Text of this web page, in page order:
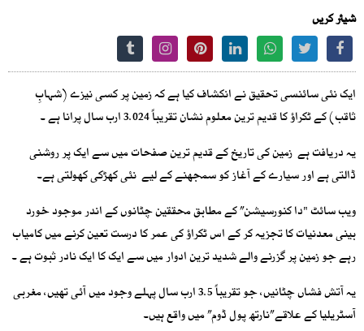
شیئر کریں
ایک نئی سائنسی تحقیق نے انکشاف کیا ہے کہ زمین پر کسی نیزے (شہابِ
ثاقب) کے ٹکراؤ کا قدیم ترین معلوم نشان تقریباً 3.024 ارب سال پرانا ہے ۔
یہ دریافت ہے زمین کی تاریخ کے قدیم ترین صفحات میں سے ایک پر روشنی
ڈالتی ہے اور سیارے کے آغاز کو سمجھنے کے لیے نئی کھڑکی کھولتی ہے۔
ویب سائٹ "دا کنورسیشن” کے مطابق محققین چٹانوں کے اندر موجود خورد
بینی معدنیات کا تجزیہ کر کے اس ٹکراؤ کی عمر کا درست تعین کرنے میں کامیاب
رہے جو زمین پر گزرنے والے شدید ترین ادوار میں سے ایک کا ایک نادر ثبوت ہے ۔
یہ آتش فشاں چٹانیں، جو تقریباً 3.5 ارب سال پہلے وجود میں آئی تھیں، مغربی
آسٹریلیا کے علاقے”نارتھ پول ڈوم” میں واقع ہیں۔